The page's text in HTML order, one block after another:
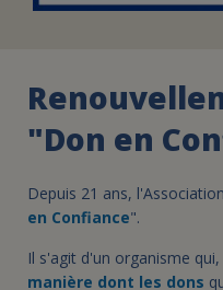
"Don en
Depuis 21 ans,
en Confiance".
Il s'agit d'un organisme
manière dont les dons